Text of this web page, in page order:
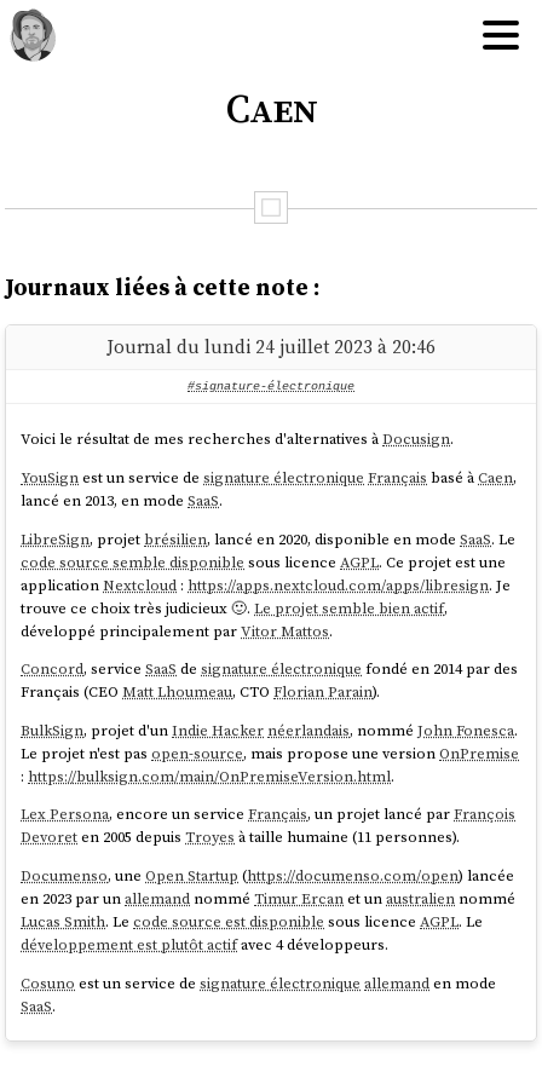
Caen
Journaux liées à cette note :
Journal du lundi 24 juillet 2023 à 20:46
#signature-électronique
Voici le résultat de mes recherches d'alternatives àDocusign.
YouSignest un service designature électronique Français basé àCaen,
lancé en 2013, en modeSaaS.
LibreSign, projet brésilien, lancé en 2020, disponible en modeSaaS. Le
code source semble disponible sous licenceAGPL. Ce projet est une
applicationNextcloud : https://apps.nextcloud.com/apps/libresign. Je
trouve ce choix très judicieux 🙂.Le projet semble bien actif,
développé principalement parVitor Mattos.
Concord, serviceSaaS designature électronique fondé en 2014 par des
Français (CEOMatt Lhoumeau, CTOFlorian Parain).
BulkSign, projet d'unIndie Hacker néerlandais, nomméJohn Fonesca.
Le projet n'est pasopen-source, mais propose une versionOnPremise
: https://bulksign.com/main/OnPremiseVersion.html.
Lex Persona, encore un serviceFrançais, un projet lancé parFrançois
Devoreten 2005 depuisTroyes à taille humaine (11 personnes).
Documenso, uneOpen Startup (https://documenso.com/open) lancée
en 2023 par unallemand nomméTimur Ercanet unaustralien nommé
Lucas Smith. Lecode source est disponible sous licenceAGPL. Le
développement est plutôt actifavec 4 développeurs.
Cosuno est un service designature électronique allemanden mode
SaaS.